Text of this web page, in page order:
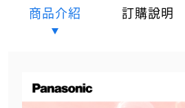
商品介紹 訂購說明